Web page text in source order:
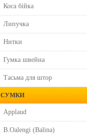
Коса бійка
Липучка
Нитки
Гумка швейна
Тасьма для штор
СУМКИ
Applaud
B.Oalengi (Balina)